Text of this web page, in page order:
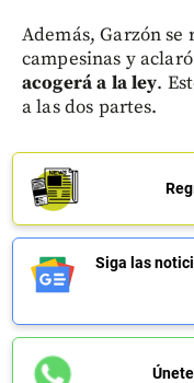
Además, Garzón
campesinas y
acogerá a la ley.
a las dos partes.
Siga las